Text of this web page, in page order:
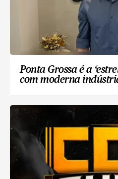
Ponta Grossa é a
com moderna